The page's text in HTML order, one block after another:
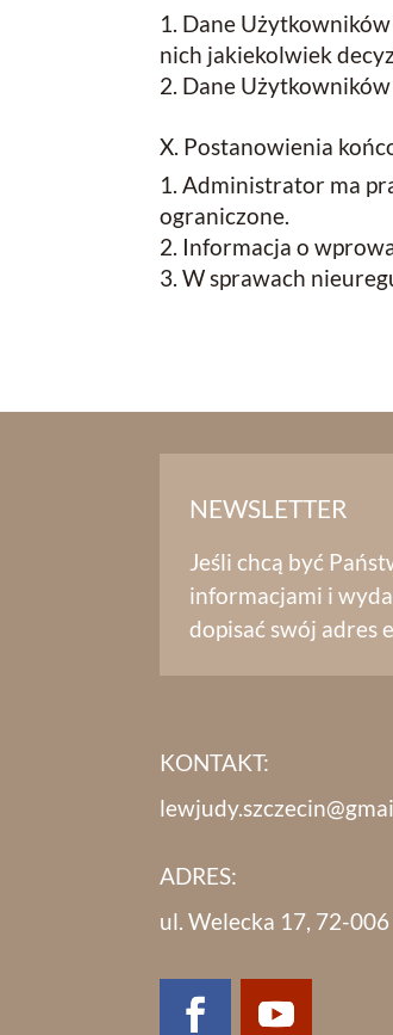
Dane
nich jakiekolwiek
Dane
X. Postanowienia
Administrator ma
ograniczone.
Informacja o
W sprawach
NEWSLETTER
Jeśli chcą być
informacjami i
dopisać swój adres
KONTAKT:
ADRES:
ul. Welecka 17, 72-